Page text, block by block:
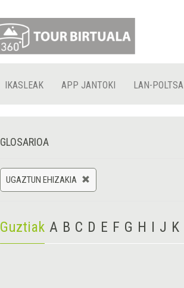
IKASLEAK APP JANTOKI LAN-POLTSA
GLOSARIOA
UGAZTUN EHIZAKIA
Guztiak A B C D E F G H I J K